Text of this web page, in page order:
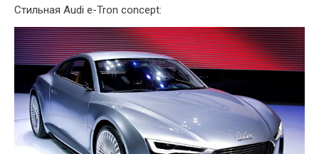
Стильная Audi e-Tron concept: